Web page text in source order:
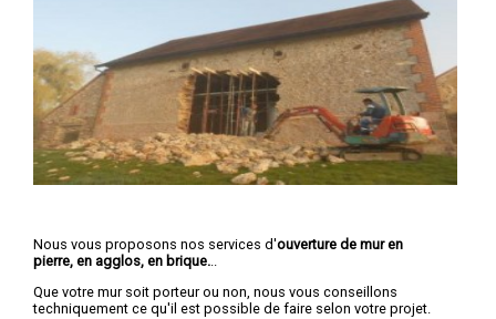
Nous vous proposons nos services d'ouverture de mur en
pierre, en agglos, en brique...
Que votre mur soit porteur ou non, nous vous conseillons
techniquement ce qu'il est possible de faire selon votre projet.